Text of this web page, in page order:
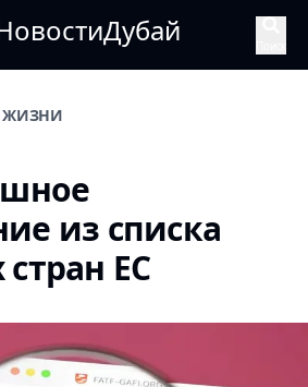
ЖИЗНИ
из списка
ЕС